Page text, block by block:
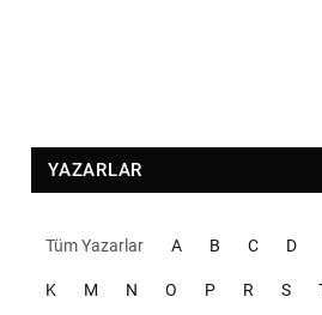
YAZARLAR
Tüm Yazarlar A B C D
K M N O P R S